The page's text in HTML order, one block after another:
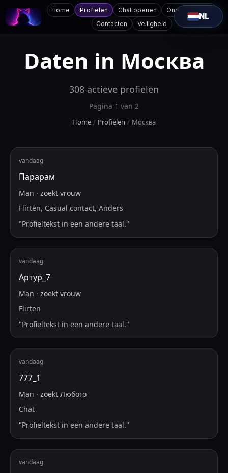
Home Profielen Chat openen
Ondersteuning
Contacten
Veiligheid
NL
Daten in Москва
308 actieve profielen
Pagina 1 van 2
Home / Profielen / Москва
vandaag
Парарам
Man · zoekt vrouw
Flirten, Casual contact, Anders
"Profieltekst in een andere taal."
vandaag
Артур_7
Man · zoekt vrouw
Flirten
"Profieltekst in een andere taal."
vandaag
777_1
Man · zoekt Любого
Chat
"Profieltekst in een andere taal."
vandaag